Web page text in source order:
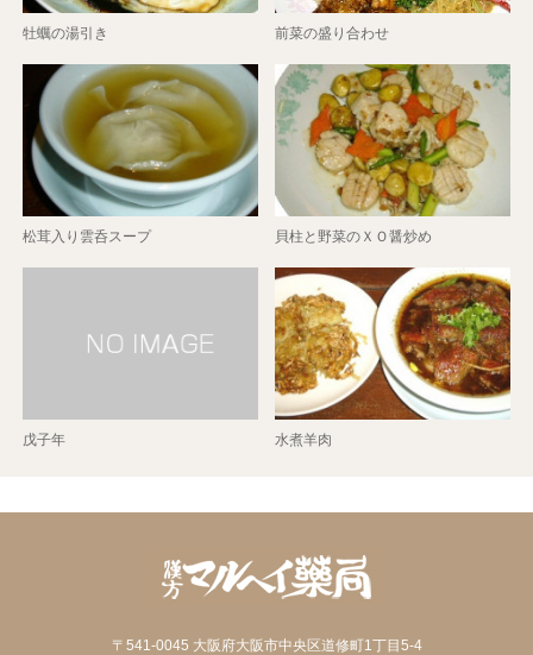
牡蠣の湯引き 前菜の盛り合わせ
松茸入り雲呑スープ 貝柱と野菜のＸＯ醤炒め
戊子年 水煮羊肉
〒541-0045 大阪府大阪市中央区道修町1丁目5-4